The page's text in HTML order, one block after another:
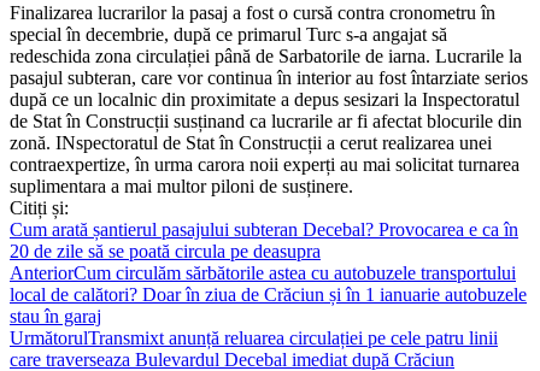
Finalizarea lucrarilor la pasaj a fost o cursă contra cronometru în
special în decembrie, după ce primarul Turc s-a angajat să
redeschida zona circulației până de Sarbatorile de iarna. Lucrarile la
pasajul subteran, care vor continua în interior au fost întarziate serios
după ce un localnic din proximitate a depus sesizari la Inspectoratul
de Stat în Construcții susținand ca lucrarile ar fi afectat blocurile din
zonă. INspectoratul de Stat în Construcții a cerut realizarea unei
contraexpertize, în urma carora noii experți au mai solicitat turnarea
suplimentara a mai multor piloni de susținere.
Citiți și:
Cum arată șantierul pasajului subteran Decebal? Provocarea e ca în
20 de zile să se poată circula pe deasupra
AnteriorCum circulăm sărbătorile astea cu autobuzele transportului
local de calători? Doar în ziua de Crăciun și în 1 ianuarie autobuzele
stau în garaj
UrmătorulTransmixt anunță reluarea circulației pe cele patru linii
care traverseaza Bulevardul Decebal imediat după Crăciun